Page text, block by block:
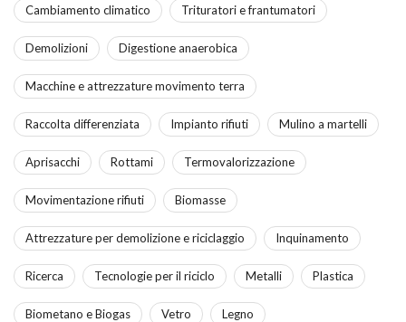
Cambiamento climatico Trituratori e frantumatori
Demolizioni Digestione anaerobica
Macchine e attrezzature movimento terra
Raccolta differenziata Impianto rifiuti Mulino a martelli
Aprisacchi Rottami Termovalorizzazione
Movimentazione rifiuti Biomasse
Attrezzature per demolizione e riciclaggio Inquinamento
Ricerca Tecnologie per il riciclo Metalli Plastica
Biometano e Biogas Vetro Legno